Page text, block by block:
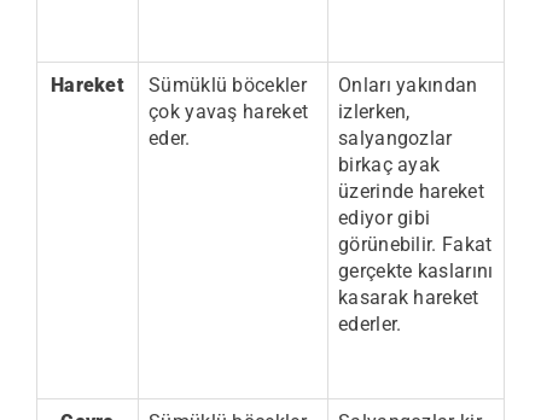
Hareket
Sümüklü böcekler
çok yavaş hareket
eder.
Onları yakından
izlerken,
salyangozlar
birkaç ayak
üzerinde hareket
ediyor gibi
görünebilir. Fakat
gerçekte kaslarını
kasarak hareket
ederler.